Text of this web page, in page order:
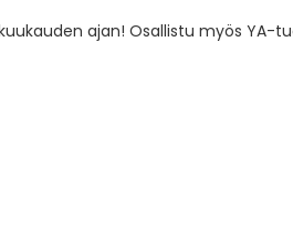
ajan! Osallistu myös YA-